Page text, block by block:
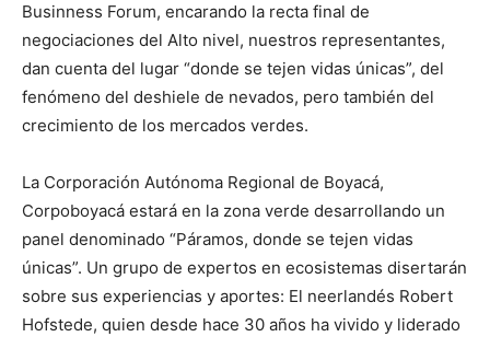
Businness Forum, encarando la recta final de
negociaciones del Alto nivel, nuestros representantes,
dan cuenta del lugar “donde se tejen vidas únicas”, del
fenómeno del deshiele de nevados, pero también del
crecimiento de los mercados verdes.
La Corporación Autónoma Regional de Boyacá,
Corpoboyacá estará en la zona verde desarrollando un
panel denominado “Páramos, donde se tejen vidas
únicas”. Un grupo de expertos en ecosistemas disertarán
sobre sus experiencias y aportes: El neerlandés Robert
Hofstede, quien desde hace 30 años ha vivido y liderado